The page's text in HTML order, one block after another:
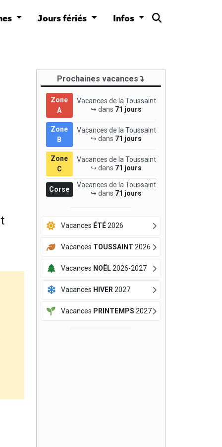
Jours fériés Infos
Prochaines vacances
Zone
A
Vacances de la Toussaint
↪ dans 71 jours
Zone
B
Vacances de la Toussaint
↪ dans 71 jours
Zone
C
Vacances de la Toussaint
↪ dans 71 jours
Corse
Vacances de la Toussaint
↪ dans 71 jours
Vacances ÉTÉ2026
Vacances TOUSSAINT 2026
Vacances NOËL2026-2027
Vacances HIVER 2027
Vacances PRINTEMPS 2027